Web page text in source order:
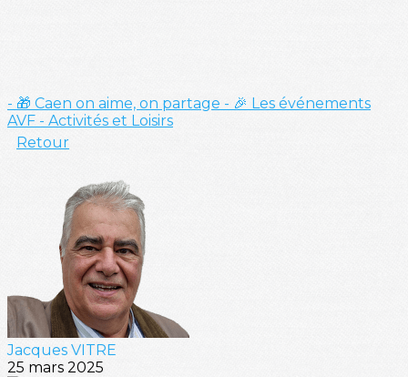
- 🎁 Caen on aime, on partage - 🎉 Les événements
AVF - Activités et Loisirs
Retour
Jacques VITRE
25 mars 2025